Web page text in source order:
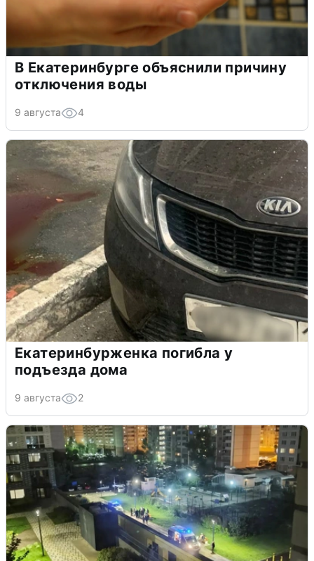
В Екатеринбурге объяснили причину
отключения воды
9 августа 4
Екатеринбурженка погибла у
подъезда дома
9 августа 2